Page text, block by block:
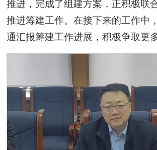
推进，完成了组建方案，正积极联
推进筹建工作。在接下来的工作中
通汇报筹建工作进展，积极争取更